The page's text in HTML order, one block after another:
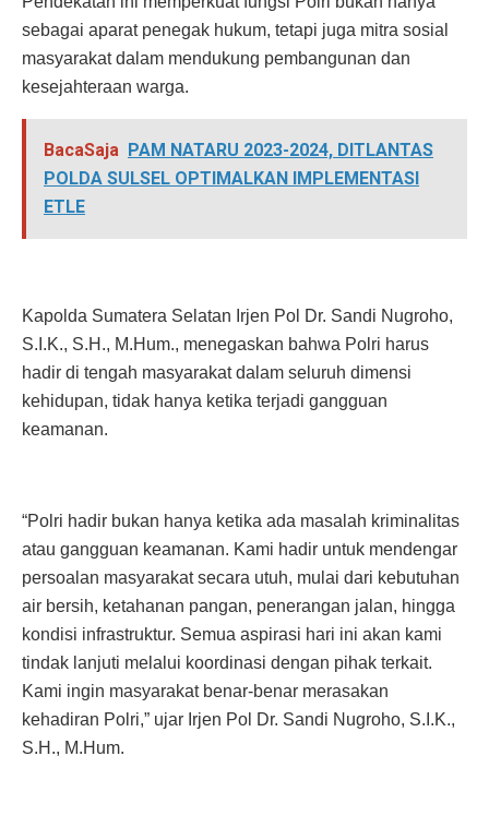
sebagai aparat penegak hukum, tetapi juga mitra sosial
masyarakat dalam mendukung pembangunan dan
kesejahteraan warga.
BacaSaja PAM NATARU 2023-2024, DITLANTAS
POLDA SULSEL OPTIMALKAN IMPLEMENTASI
ETLE
Kapolda Sumatera Selatan Irjen Pol Dr. Sandi Nugroho,
S.I.K., S.H., M.Hum., menegaskan bahwa Polri harus
hadir di tengah masyarakat dalam seluruh dimensi
kehidupan, tidak hanya ketika terjadi gangguan
keamanan.
“Polri hadir bukan hanya ketika ada masalah kriminalitas
atau gangguan keamanan. Kami hadir untuk mendengar
persoalan masyarakat secara utuh, mulai dari kebutuhan
air bersih, ketahanan pangan, penerangan jalan, hingga
kondisi infrastruktur. Semua aspirasi hari ini akan kami
tindak lanjuti melalui koordinasi dengan pihak terkait.
Kami ingin masyarakat benar-benar merasakan
kehadiran Polri,” ujar Irjen Pol Dr. Sandi Nugroho, S.I.K.,
S.H., M.Hum.